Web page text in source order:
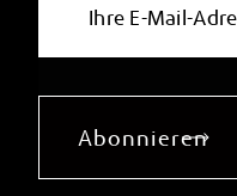
Abonnieren